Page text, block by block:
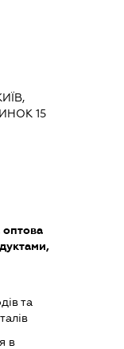
15
оптова
та
в